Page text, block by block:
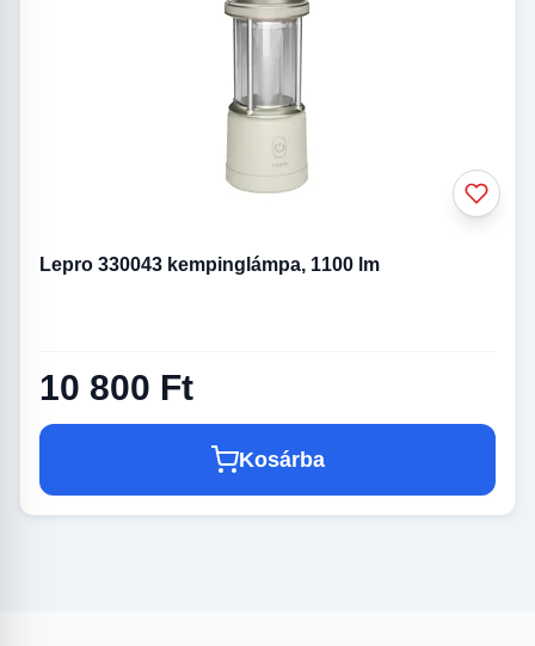
Lepro 330043 kempinglámpa, 1100 lm
10 800 Ft
Kosárba